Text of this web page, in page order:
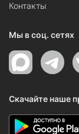
Контакты
Мы в соц. сетях
Скачайте наше